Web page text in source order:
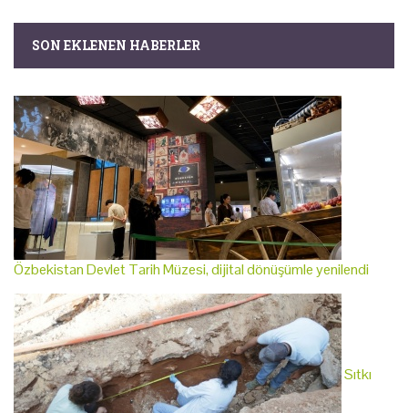
SON EKLENEN HABERLER
Özbekistan Devlet Tarih Müzesi, dijital dönüşümle yenilendi
Sıtkı